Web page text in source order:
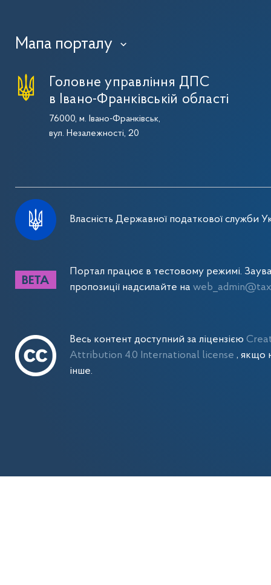
Мапа порталу ›
Головне управління ДПС
в Івано-Франківській області
76000, м. Івано-Франківськ,
вул. Незалежності, 20
Власність Державної податкової служби
Портал працює в тестовому режимі.
пропозиції надсилайте на
Весь контент доступний за ліцензією
Attribution 4.0 International license , якщо
інше.